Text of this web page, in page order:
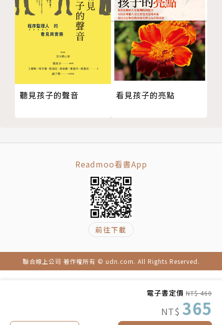
電子書定價 NT$ 460
NT$ 365
作者簡介
台南市社團法人杏璞身心健康關懷協會創會理事長、諮
商心理學碩士、資深小兒科醫師
畢業於台北醫學大學醫學系，在從事小兒科醫師工作2
Q)教育、定期舉辦適合各年齡層的情緒教養課程，如
「青少年家長情緒教室」、「學齡兒童家長情緒教
室」、「嬰幼兒家長情緒教室」，並進入國小協助小學
´ 著作《小寶貝的情緒教養》暢銷修訂版
´ 杏璞身心健康關懷協會：www.shinpu.org/ap/ind
ex.aspx
遊戲2：小朋友的肌肉放鬆遊戲
遊戲3：比手畫腳猜情緒
PART 4 【社交篇】孩子，我想更了解你
主動式聆聽：察覺他人情緒的好方法
珍貴的同理心：親子情感更貼近
大人懂了，一起說給孩子聽
遊戲1：聽清楚的遊戲：「老師說」
遊戲2：看仔細的遊戲：「什麼不見了？」
遊戲3：說明白的遊戲：「換句話說」
PART 5 【調節篇】孩子的情緒調節力
來說說如何增強情緒調節力！
「停」的力量：察覺力量大
「做」的力量：試了才會改變
大人懂了，一起說給孩子聽
聽見孩子的聲音 看見孩子的亮點
Readmoo看書App
前往下載
聯合線上公司 著作權所有 © udn.com. All Rights Reserved.